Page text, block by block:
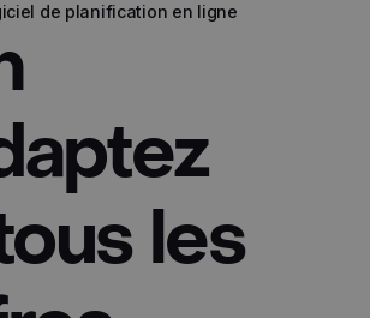
de planification en ligne
les